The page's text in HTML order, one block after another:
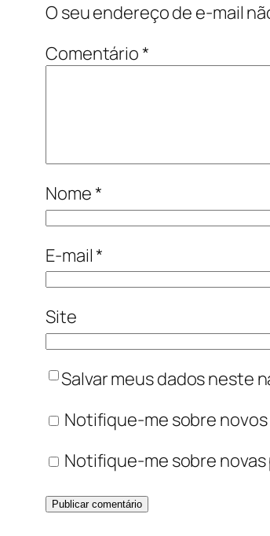
O seu endereço de e-mail
Comentário*
Nome*
E-mail*
Site
Salvar meus dados neste
Notifique-me sobre
Notifique-me sobre